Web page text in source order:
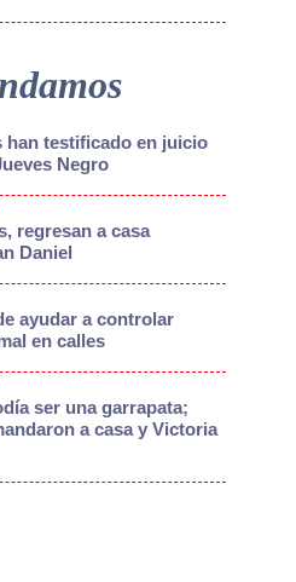
han testificado en juicio
Negro
regresan a casa
Daniel
ayudar a controlar
en calles
ser una garrapata;
a casa y Victoria